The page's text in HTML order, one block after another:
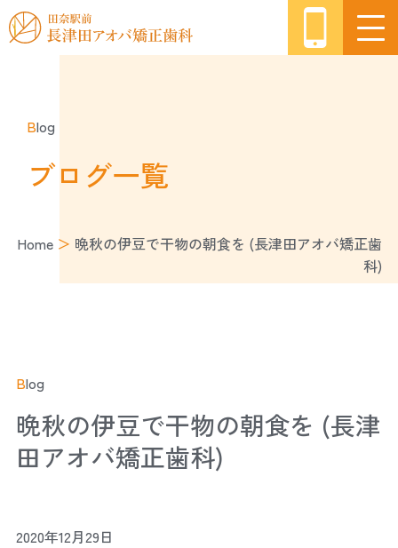
Blog
ブログ一覧
Home ＞ 晩秋の伊豆で干物の朝食を (長津田アオバ矯正歯
科)
Blog
晩秋の伊豆で干物の朝食を (長津
田アオバ矯正歯科)
2020年12月29日